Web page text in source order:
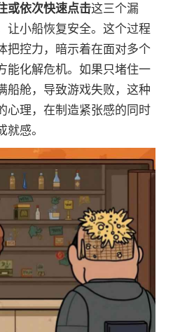
或依次快速点击这三个漏
让小船恢复安全。这个过程
把控力，暗示着在面对多个
能化解危机。如果只堵住一
船舱，导致游戏失败，这种
心理，在制造紧张感的同时
感。